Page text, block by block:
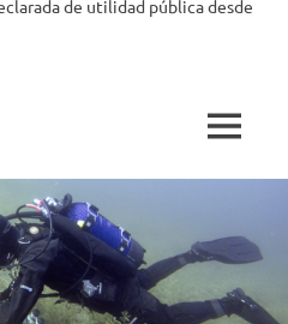
de utilidad pública desde
MENÚ